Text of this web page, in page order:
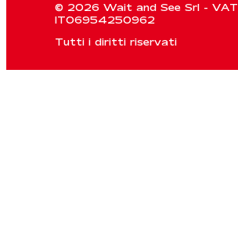
© 2026 Wait and See Srl - VAT
IT06954250962
Tutti i diritti riservati